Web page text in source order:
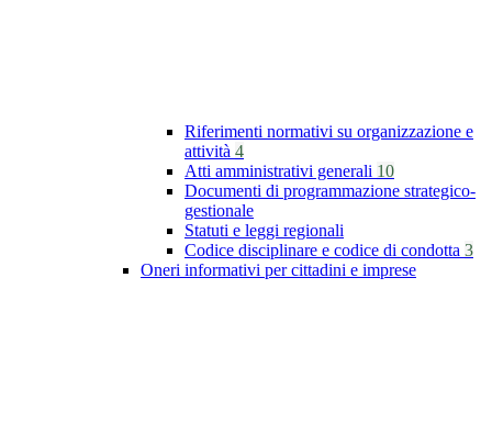
Riferimenti normativi su organizzazione e
attività 4
Atti amministrativi generali 10
Documenti di programmazione strategico-
gestionale
Statuti e leggi regionali
Codice disciplinare e codice di condotta 3
Oneri informativi per cittadini e imprese